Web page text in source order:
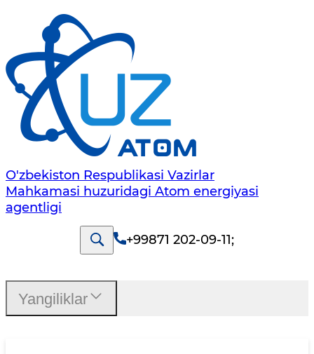
O'zbekiston Respublikasi Vazirlar
Mahkamasi huzuridagi Atom energiyasi
agentligi
+99871 202-09-11;
Yangiliklar